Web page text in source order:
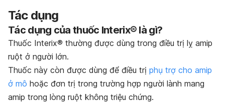
Tác dụng
Tác dụng của thuốc Interix® là gì?
Thuốc Interix® thường được dùng trong điều trị lỵ amip
ruột ở người lớn.
Thuốc này còn được dùng để điều trị phụ trợ cho amip
ở mô hoặc đơn trị trong trường hợp người lành mang
amip trong lòng ruột không triệu chứng.